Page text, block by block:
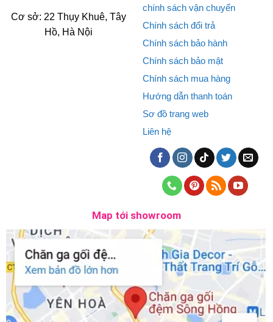
Cơ sở: 22 Thụy Khuê, Tây
Hồ, Hà Nội
chính sách vận chuyển
Chính sách đổi trả
Chính sách bảo hành
Chính sách bảo mật
Chính sách mua hàng
Hướng dẫn thanh toán
Sơ đồ trang web
Liên hệ
Map tới showroom